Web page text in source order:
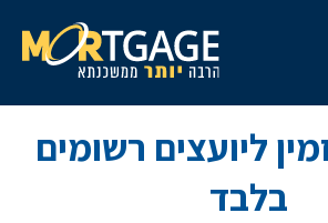
ליועצים רשומים
בלבד